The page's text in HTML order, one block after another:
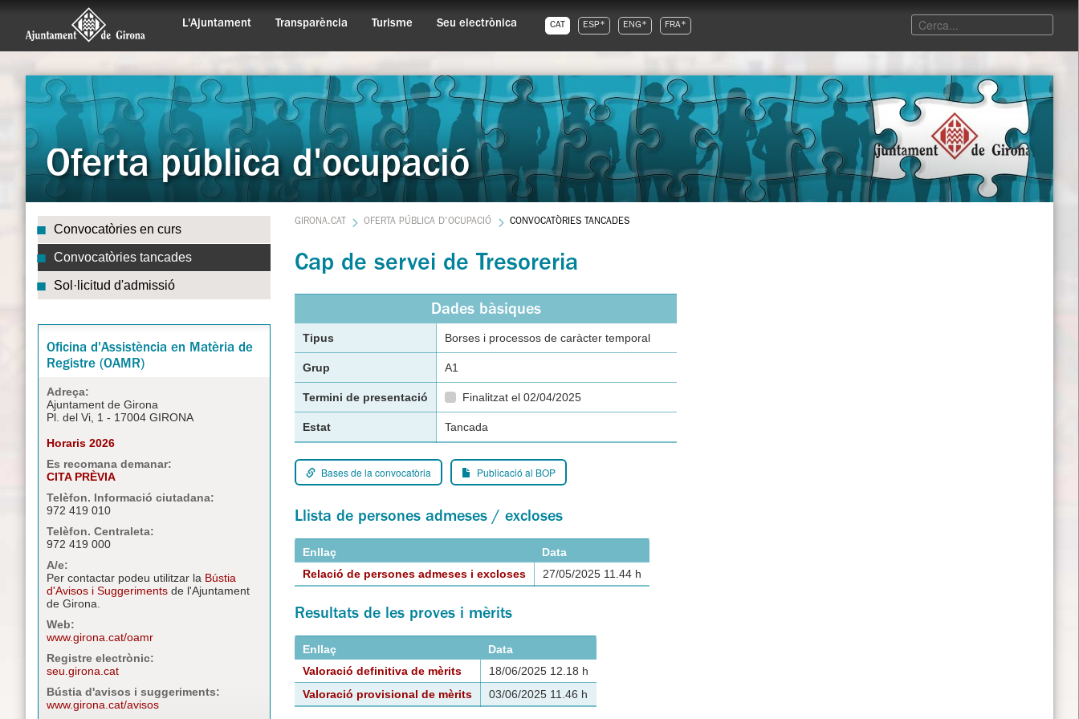
L'Ajuntament Transparència Turisme Seu electrònica CAT ESP* ENG* FRA*
Oferta pública d'ocupació
Convocatòries en curs
Convocatòries tancades
Sol·licitud d'admissió
Oficina d'Assistència en Matèria de
Registre (OAMR)
Adreça:
Ajuntament de Girona
Pl. del Vi, 1 - 17004 GIRONA
Horaris 2026
Es recomana demanar:
CITA PRÈVIA
Telèfon. Informació ciutadana:
972 419 010
Telèfon. Centraleta:
972 419 000
A/e:
Per contactar podeu utilitzar la Bústia
d'Avisos i Suggeriments de l'Ajuntament
de Girona.
Web:
www.girona.cat/oamr
Registre electrònic:
seu.girona.cat
Bústia d'avisos i suggeriments:
www.girona.cat/avisos
GIRONA.CAT OFERTA PÚBLICA D'OCUPACIÓ CONVOCATÒRIES TANCADES
Cap de servei de Tresoreria
Dades bàsiques
Tipus Borses i processos de caràcter temporal
Grup A1
Termini de presentació Finalitzat el 02/04/2025
Estat Tancada
Bases de la convocatòria Publicació al BOP
Llista de persones admeses / excloses
Enllaç
Data
Relació de persones admeses i excloses
27/05/2025 11.44 h
Resultats de les proves i mèrits
Enllaç
Data
Valoració definitiva de mèrits
18/06/2025 12.18 h
Valoració provisional de mèrits
03/06/2025 11.46 h